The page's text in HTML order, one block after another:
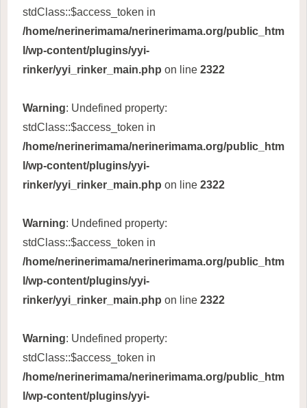
stdClass::$access_token in
/home/nerinerimama/nerinerimama.org/public_htm
l/wp-content/plugins/yyi-
rinker/yyi_rinker_main.php on line 2322
Warning: Undefined property:
stdClass::$access_token in
/home/nerinerimama/nerinerimama.org/public_htm
l/wp-content/plugins/yyi-
rinker/yyi_rinker_main.php on line 2322
Warning: Undefined property:
stdClass::$access_token in
/home/nerinerimama/nerinerimama.org/public_htm
l/wp-content/plugins/yyi-
rinker/yyi_rinker_main.php on line 2322
Warning: Undefined property:
stdClass::$access_token in
/home/nerinerimama/nerinerimama.org/public_htm
l/wp-content/plugins/yyi-